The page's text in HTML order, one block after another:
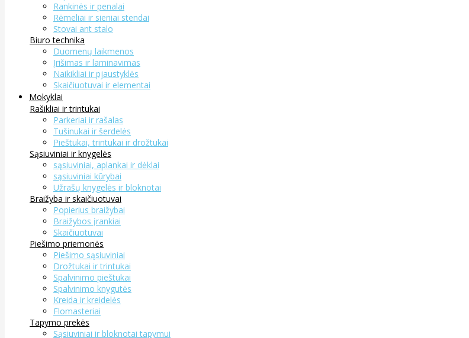
Rankinės ir penalai
Rėmeliai ir sieniai stendai
Stovai ant stalo
Biuro technika
Duomenų laikmenos
Įrišimas ir laminavimas
Naikikliai ir pjaustyklės
Skaičiuotuvai ir elementai
Mokyklai
Rašikliai ir trintukai
Parkeriai ir rašalas
Tušinukai ir šerdelės
Pieštukai, trintukai ir drožtukai
Sąsiuviniai ir knygelės
sąsiuviniai, aplankai ir dėklai
sąsiuviniai kūrybai
Užrašų knygelės ir bloknotai
Braižyba ir skaičiuotuvai
Popierius braižybai
Braižybos įrankiai
Skaičiuotuvai
Piešimo priemonės
Piešimo sąsiuviniai
Drožtukai ir trintukai
Spalvinimo pieštukai
Spalvinimo knygutės
Kreida ir kreidelės
Flomasteriai
Tapymo prekės
Sąsiuviniai ir bloknotai tapymui